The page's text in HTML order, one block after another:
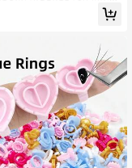
วามแม่นยำสูง สำหรับขนตา
ปลายไฟเบอร์ป้องกันไฟฟ้า
ตัว